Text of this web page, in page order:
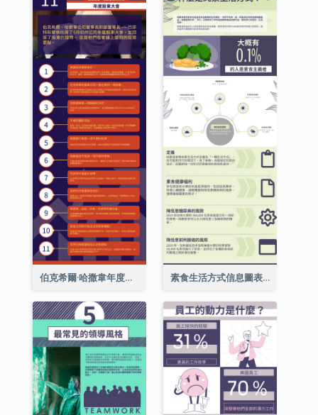
伯克希爾·哈撒韋年度股東大會的11個要點 素食生活方式信息圖表